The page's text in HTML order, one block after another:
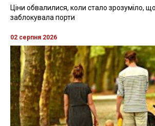
Ціни обвалилися, коли стало зрозуміло,
заблокувала порти
02 серпня 2026